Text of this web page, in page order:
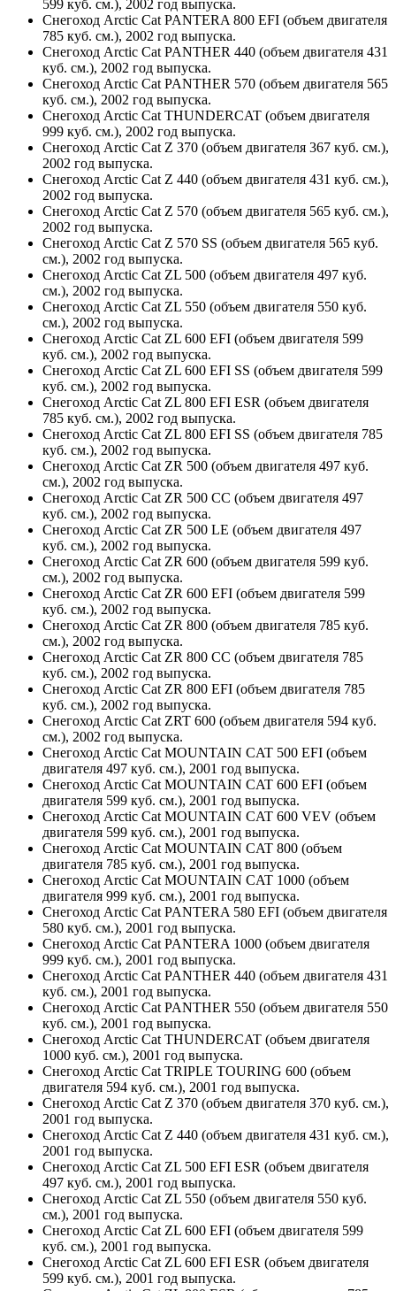
599 куб. см.), 2002 год выпуска.
Снегоход Arctic Cat PANTERA 800 EFI (объем двигателя
785 куб. см.), 2002 год выпуска.
Снегоход Arctic Cat PANTHER 440 (объем двигателя 431
куб. см.), 2002 год выпуска.
Снегоход Arctic Cat PANTHER 570 (объем двигателя 565
куб. см.), 2002 год выпуска.
Снегоход Arctic Cat THUNDERCAT (объем двигателя
999 куб. см.), 2002 год выпуска.
Снегоход Arctic Cat Z 370 (объем двигателя 367 куб. см.),
2002 год выпуска.
Снегоход Arctic Cat Z 440 (объем двигателя 431 куб. см.),
2002 год выпуска.
Снегоход Arctic Cat Z 570 (объем двигателя 565 куб. см.),
2002 год выпуска.
Снегоход Arctic Cat Z 570 SS (объем двигателя 565 куб.
см.), 2002 год выпуска.
Снегоход Arctic Cat ZL 500 (объем двигателя 497 куб.
см.), 2002 год выпуска.
Снегоход Arctic Cat ZL 550 (объем двигателя 550 куб.
см.), 2002 год выпуска.
Снегоход Arctic Cat ZL 600 EFI (объем двигателя 599
куб. см.), 2002 год выпуска.
Снегоход Arctic Cat ZL 600 EFI SS (объем двигателя 599
куб. см.), 2002 год выпуска.
Снегоход Arctic Cat ZL 800 EFI ESR (объем двигателя
785 куб. см.), 2002 год выпуска.
Снегоход Arctic Cat ZL 800 EFI SS (объем двигателя 785
куб. см.), 2002 год выпуска.
Снегоход Arctic Cat ZR 500 (объем двигателя 497 куб.
см.), 2002 год выпуска.
Снегоход Arctic Cat ZR 500 CC (объем двигателя 497
куб. см.), 2002 год выпуска.
Снегоход Arctic Cat ZR 500 LE (объем двигателя 497
куб. см.), 2002 год выпуска.
Снегоход Arctic Cat ZR 600 (объем двигателя 599 куб.
см.), 2002 год выпуска.
Снегоход Arctic Cat ZR 600 EFI (объем двигателя 599
куб. см.), 2002 год выпуска.
Снегоход Arctic Cat ZR 800 (объем двигателя 785 куб.
см.), 2002 год выпуска.
Снегоход Arctic Cat ZR 800 CC (объем двигателя 785
куб. см.), 2002 год выпуска.
Снегоход Arctic Cat ZR 800 EFI (объем двигателя 785
куб. см.), 2002 год выпуска.
Снегоход Arctic Cat ZRT 600 (объем двигателя 594 куб.
см.), 2002 год выпуска.
Снегоход Arctic Cat MOUNTAIN CAT 500 EFI (объем
двигателя 497 куб. см.), 2001 год выпуска.
Снегоход Arctic Cat MOUNTAIN CAT 600 EFI (объем
двигателя 599 куб. см.), 2001 год выпуска.
Снегоход Arctic Cat MOUNTAIN CAT 600 VEV (объем
двигателя 599 куб. см.), 2001 год выпуска.
Снегоход Arctic Cat MOUNTAIN CAT 800 (объем
двигателя 785 куб. см.), 2001 год выпуска.
Снегоход Arctic Cat MOUNTAIN CAT 1000 (объем
двигателя 999 куб. см.), 2001 год выпуска.
Снегоход Arctic Cat PANTERA 580 EFI (объем двигателя
580 куб. см.), 2001 год выпуска.
Снегоход Arctic Cat PANTERA 1000 (объем двигателя
999 куб. см.), 2001 год выпуска.
Снегоход Arctic Cat PANTHER 440 (объем двигателя 431
куб. см.), 2001 год выпуска.
Снегоход Arctic Cat PANTHER 550 (объем двигателя 550
куб. см.), 2001 год выпуска.
Снегоход Arctic Cat THUNDERCAT (объем двигателя
1000 куб. см.), 2001 год выпуска.
Снегоход Arctic Cat TRIPLE TOURING 600 (объем
двигателя 594 куб. см.), 2001 год выпуска.
Снегоход Arctic Cat Z 370 (объем двигателя 370 куб. см.),
2001 год выпуска.
Снегоход Arctic Cat Z 440 (объем двигателя 431 куб. см.),
2001 год выпуска.
Снегоход Arctic Cat ZL 500 EFI ESR (объем двигателя
497 куб. см.), 2001 год выпуска.
Снегоход Arctic Cat ZL 550 (объем двигателя 550 куб.
см.), 2001 год выпуска.
Снегоход Arctic Cat ZL 600 EFI (объем двигателя 599
куб. см.), 2001 год выпуска.
Снегоход Arctic Cat ZL 600 EFI ESR (объем двигателя
599 куб. см.), 2001 год выпуска.